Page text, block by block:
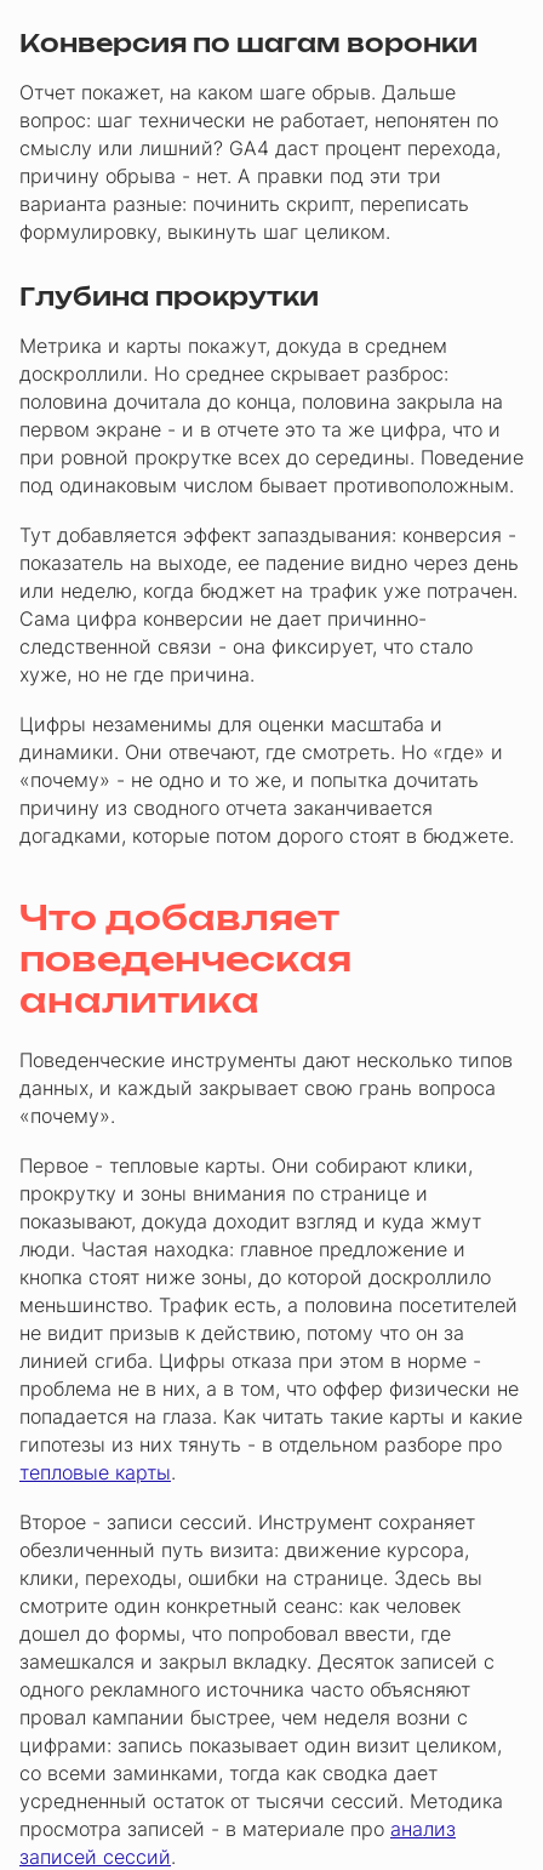
Конверсия по шагам воронки
Отчет покажет, на каком шаге обрыв. Дальше
вопрос: шаг технически не работает, непонятен по
смыслу или лишний? GA4 даст процент перехода,
причину обрыва - нет. А правки под эти три
варианта разные: починить скрипт, переписать
формулировку, выкинуть шаг целиком.
Глубина прокрутки
Метрика и карты покажут, докуда в среднем
доскроллили. Но среднее скрывает разброс:
половина дочитала до конца, половина закрыла на
первом экране - и в отчете это та же цифра, что и
при ровной прокрутке всех до середины. Поведение
под одинаковым числом бывает противоположным.
Тут добавляется эффект запаздывания: конверсия -
показатель на выходе, ее падение видно через день
или неделю, когда бюджет на трафик уже потрачен.
Сама цифра конверсии не дает причинно-
следственной связи - она фиксирует, что стало
хуже, но не где причина.
Цифры незаменимы для оценки масштаба и
динамики. Они отвечают, где смотреть. Но «где» и
«почему» - не одно и то же, и попытка дочитать
причину из сводного отчета заканчивается
догадками, которые потом дорого стоят в бюджете.
Что добавляет
поведенческая
аналитика
Поведенческие инструменты дают несколько типов
данных, и каждый закрывает свою грань вопроса
«почему».
Первое - тепловые карты. Они собирают клики,
прокрутку и зоны внимания по странице и
показывают, докуда доходит взгляд и куда жмут
люди. Частая находка: главное предложение и
кнопка стоят ниже зоны, до которой доскроллило
меньшинство. Трафик есть, а половина посетителей
не видит призыв к действию, потому что он за
линией сгиба. Цифры отказа при этом в норме -
проблема не в них, а в том, что оффер физически не
попадается на глаза. Как читать такие карты и какие
гипотезы из них тянуть - в отдельном разборе про
тепловые карты.
Второе - записи сессий. Инструмент сохраняет
обезличенный путь визита: движение курсора,
клики, переходы, ошибки на странице. Здесь вы
смотрите один конкретный сеанс: как человек
дошел до формы, что попробовал ввести, где
замешкался и закрыл вкладку. Десяток записей с
одного рекламного источника часто объясняют
провал кампании быстрее, чем неделя возни с
цифрами: запись показывает один визит целиком,
со всеми заминками, тогда как сводка дает
усредненный остаток от тысячи сессий. Методика
просмотра записей - в материале про анализ
записей сессий.